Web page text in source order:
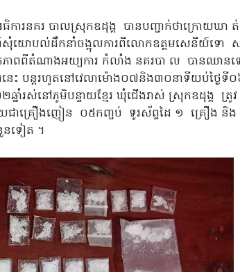
នគរ បាលស្រុកឧដុង្គ បានបញ្ជាក់ថាក្រោយឃា ត់
យោបល់ដឹកនាំចង្អុលការពីលោកឧត្ដមសេនីយ៍ទោ
ភាពពីតំណាងអយ្យការ កំលាំង នគរបា ល បានឈាន
េះ បន្ដរហូតនៅវេលាម៉ោង០៧និង៣០នាទីយប់ថ្ងៃទី០
រស់នៅភូមិបន្ទាយខ្មែរ ឃុំជើងរាស់ ស្រុកឧដុង្គ ត្រូវ
ាគ្រឿងញៀន ០៥កញ្ចប់ ទូរស័ព្ទដៃ ១ គ្រឿង និង
នទៀត ។